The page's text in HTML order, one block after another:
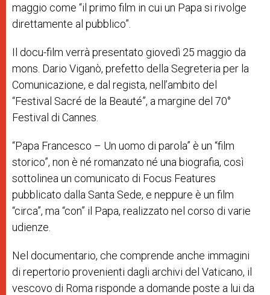
maggio come “il primo film in cui un Papa si rivolge
direttamente al pubblico”.
Il docu-film verrà presentato giovedì 25 maggio da
mons. Dario Viganò, prefetto della Segreteria per la
Comunicazione, e dal regista, nell’ambito del
“Festival Sacré de la Beauté”, a margine del 70°
Festival di Cannes.
“Papa Francesco – Un uomo di parola” è un “film
storico”, non è né romanzato né una biografia, così
sottolinea un comunicato di Focus Features
pubblicato dalla Santa Sede, e neppure è un film
“circa”, ma “con” il Papa, realizzato nel corso di varie
udienze.
Nel documentario, che comprende anche immagini
di repertorio provenienti dagli archivi del Vaticano, il
vescovo di Roma risponde a domande poste a lui da